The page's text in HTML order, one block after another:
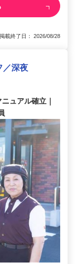
載終了日： 2026/08/28
／深夜
ュアル確立｜